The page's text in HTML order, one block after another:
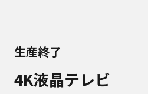
生産終了
4K液晶テレビ